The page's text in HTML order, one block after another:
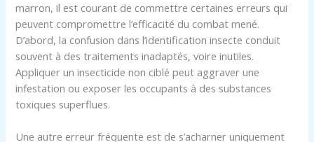
marron, il est courant de commettre certaines erreurs qui
peuvent compromettre l’efficacité du combat mené.
D’abord, la confusion dans l’identification insecte conduit
souvent à des traitements inadaptés, voire inutiles.
Appliquer un insecticide non ciblé peut aggraver une
infestation ou exposer les occupants à des substances
toxiques superflues.
Une autre erreur fréquente est de s’acharner uniquement